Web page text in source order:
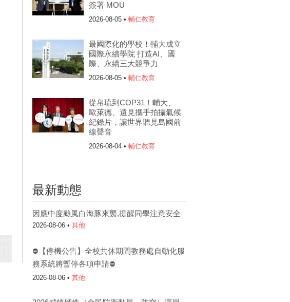
簽署 MOU
2026-08-05 • 輔仁教育
最國際化的學校！輔大成立
國際永續學院 打造AI、國
際、永續三大競爭力
2026-08-05 • 輔仁教育
從帛琉到COP31！輔大、
歐萊德、遠見攜手拍攝氣候
紀錄片，讓世界聽見島國前
線聲音
2026-08-04 • 輔仁教育
最新動態
因應中度颱風白海豚來襲,提醒同學注意安全
2026-08-06 • 其他
⛔【停機公告】全校共休期間教務處自動化服
務系統將暫停各項申請⛔
2026-08-06 • 其他